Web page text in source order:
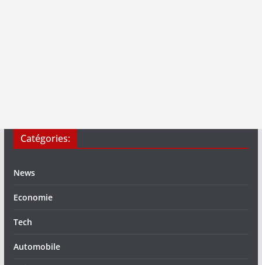
Catégories:
News
Economie
Tech
Automobile